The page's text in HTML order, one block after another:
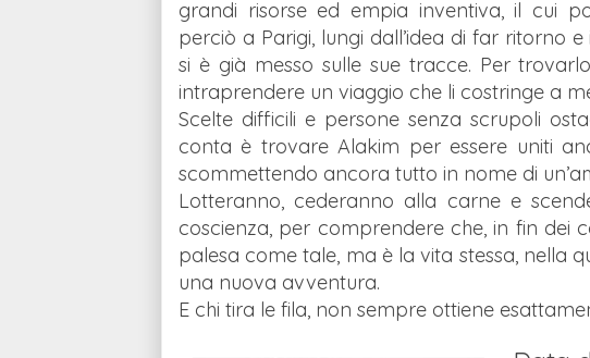
grandi risorse ed empia inventiva, il cui
perciò a Parigi, lungi dall’idea di far ritorno
si è già messo sulle sue tracce. Per
intraprendere un viaggio che li costringe a
Scelte difficili e persone senza scrupoli
conta è trovare Alakim per essere uniti
scommettendo ancora tutto in nome di
Lotteranno, cederanno alla carne e
coscienza, per comprendere che, in fin dei
palesa come tale, ma è la vita stessa, nella
una nuova avventura.
E chi tira le fila, non sempre ottiene